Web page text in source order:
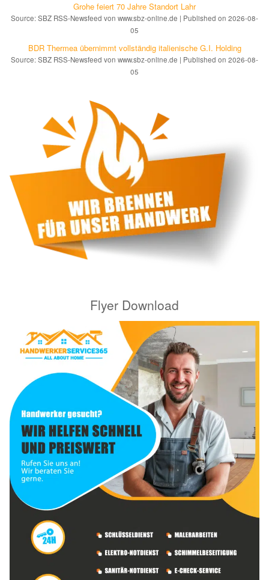
Grohe feiert 70 Jahre Standort Lahr
Source: SBZ RSS-Newsfeed von www.sbz-online.de
Published on 2026-08-
05
BDR Thermea übernimmt vollständig italienische G.I. Holding
Source: SBZ RSS-Newsfeed von www.sbz-online.de
Published on 2026-08-
05
Flyer Download